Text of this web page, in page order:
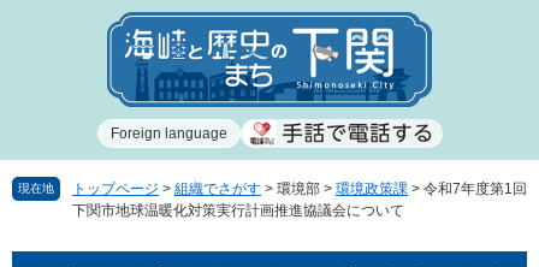
で
ば
Foreign language
現在地 トップページ > 組織でさがす > 環境部 > 環境政策課 > 令和7年度第1回
下関市地球温暖化対策実行計画推進協議会について